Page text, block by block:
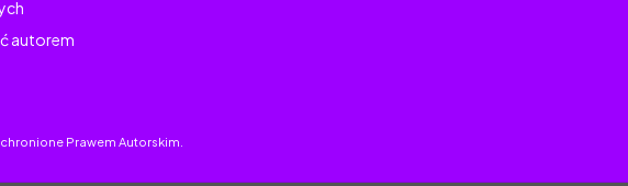
autorem
Prawem Autorskim.